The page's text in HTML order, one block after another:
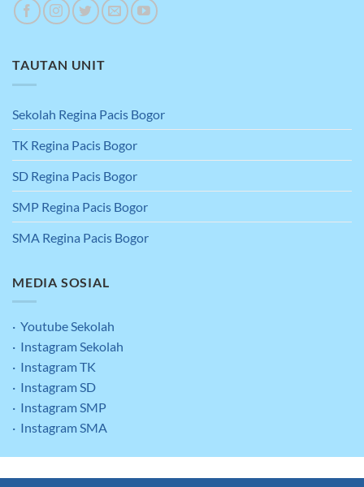
TAUTAN UNIT
Sekolah Regina Pacis Bogor
TK Regina Pacis Bogor
SD Regina Pacis Bogor
SMP Regina Pacis Bogor
SMA Regina Pacis Bogor
MEDIA SOSIAL
· Youtube Sekolah
· Instagram Sekolah
· Instagram TK
· Instagram SD
· Instagram SMP
· Instagram SMA